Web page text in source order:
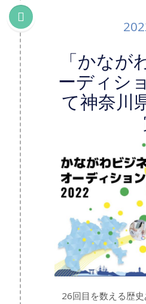
「かなが
ーディシ
て神奈川
26回目を数える歴